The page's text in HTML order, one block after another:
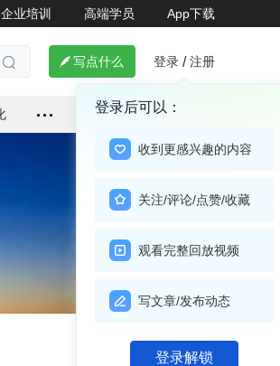
企业培训 高端学员 App下载
  写点什么 登录 / 注册
登录后可以：
收到更感兴趣的内容
关注/评论/点赞/收藏
观看完整回放视频
写文章/发布动态
登录解锁
关注